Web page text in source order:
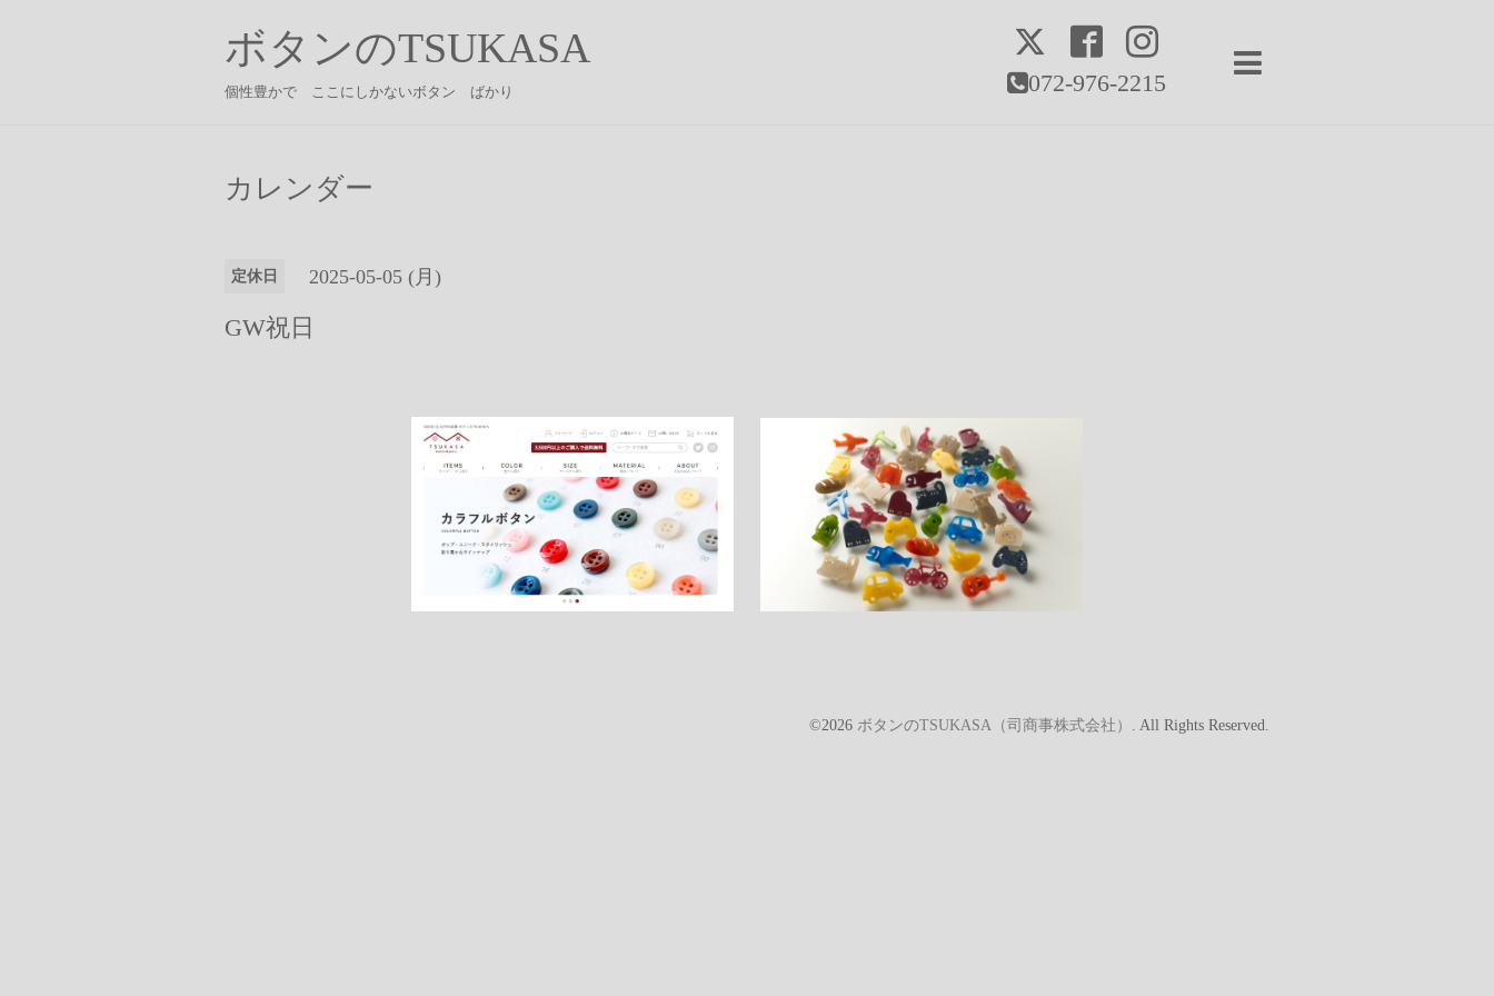
072-976-2215
ボタンのTSUKASA
個性豊かで ここにしかないボタン ばかり
カレンダー
定休日 2025-05-05 (月)
GW祝日
©2026 ボタンのTSUKASA（司商事株式会社） . All Rights Reserved.